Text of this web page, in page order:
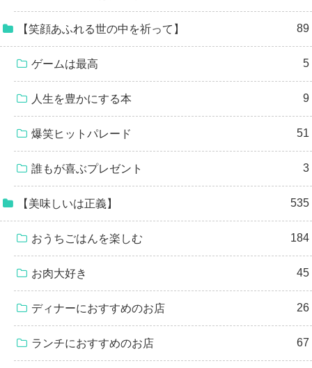
【笑顔あふれる世の中を祈って】 89
ゲームは最高 5
人生を豊かにする本 9
爆笑ヒットパレード 51
誰もが喜ぶプレゼント 3
【美味しいは正義】 535
おうちごはんを楽しむ 184
お肉大好き 45
ディナーにおすすめのお店 26
ランチにおすすめのお店 67